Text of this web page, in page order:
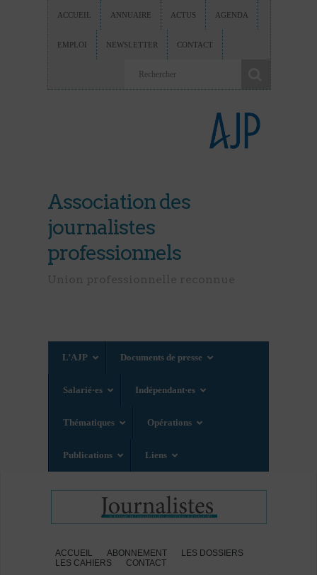
ACCUEIL ANNUAIRE ACTUS AGENDA
EMPLOI NEWSLETTER CONTACT
Association des
journalistes
professionnels
L’AJP Documents de presse
Salarié·es Indépendant·es
Thématiques Opérations
Publications Liens
ACCUEIL ABONNEMENT
LES DOSSIERS
LES CAHIERS
CONTACT